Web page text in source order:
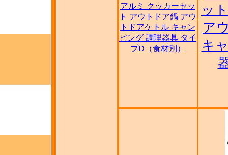
アルミ クッカーセッ
ト アウトドア鍋 アウ
トドアケトル キャン
ピング 調理器具 タイ
プD（食材別）
ッ
ア
キ